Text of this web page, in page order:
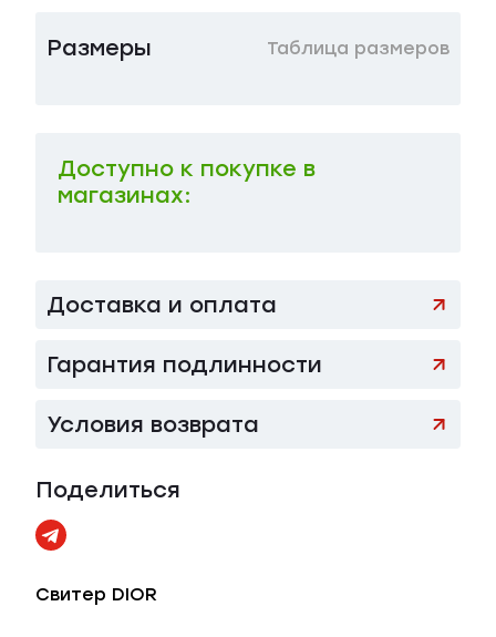
Размеры Таблица размеров
Доступно к покупке в
магазинах:
Доставка и оплата
Гарантия подлинности
Условия возврата
Поделиться
Свитер DIOR